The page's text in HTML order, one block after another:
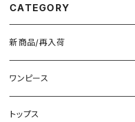
CATEGORY
新商品/再入荷
ワンピース
ミニ/ショート
トップス